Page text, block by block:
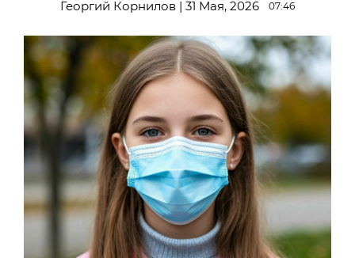
Георгий Корнилов | 31 Мая, 2026 07:46